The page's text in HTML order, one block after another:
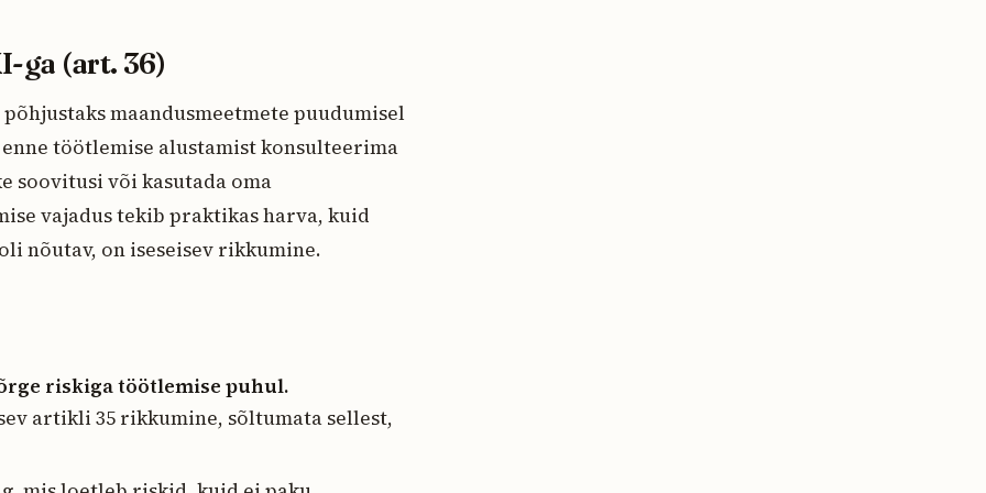
ga (art. 36)
maandusmeetmete puudumisel
töötlemise alustamist konsulteerima
soovitusi või kasutada oma
vajadus tekib praktikas harva, kuid
nõutav, on iseseisev rikkumine.
riskiga töötlemise puhul.
artikli 35 rikkumine, sõltumata sellest,